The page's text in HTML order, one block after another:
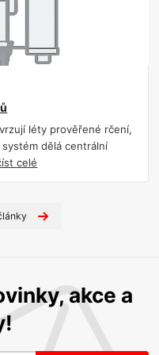
léty prověřené rčení,
dělá centrální
celé
akce a